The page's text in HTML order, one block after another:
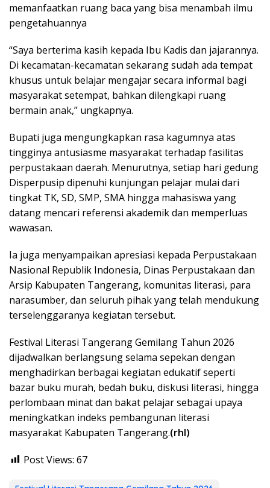
memanfaatkan ruang baca yang bisa menambah ilmu
pengetahuannya
“Saya berterima kasih kepada Ibu Kadis dan jajarannya.
Di kecamatan-kecamatan sekarang sudah ada tempat
khusus untuk belajar mengajar secara informal bagi
masyarakat setempat, bahkan dilengkapi ruang
bermain anak,” ungkapnya.
Bupati juga mengungkapkan rasa kagumnya atas
tingginya antusiasme masyarakat terhadap fasilitas
perpustakaan daerah. Menurutnya, setiap hari gedung
Disperpusip dipenuhi kunjungan pelajar mulai dari
tingkat TK, SD, SMP, SMA hingga mahasiswa yang
datang mencari referensi akademik dan memperluas
wawasan.
Ia juga menyampaikan apresiasi kepada Perpustakaan
Nasional Republik Indonesia, Dinas Perpustakaan dan
Arsip Kabupaten Tangerang, komunitas literasi, para
narasumber, dan seluruh pihak yang telah mendukung
terselenggaranya kegiatan tersebut.
Festival Literasi Tangerang Gemilang Tahun 2026
dijadwalkan berlangsung selama sepekan dengan
menghadirkan berbagai kegiatan edukatif seperti
bazar buku murah, bedah buku, diskusi literasi, hingga
perlombaan minat dan bakat pelajar sebagai upaya
meningkatkan indeks pembangunan literasi
masyarakat Kabupaten Tangerang.(rhl)
Post Views: 67